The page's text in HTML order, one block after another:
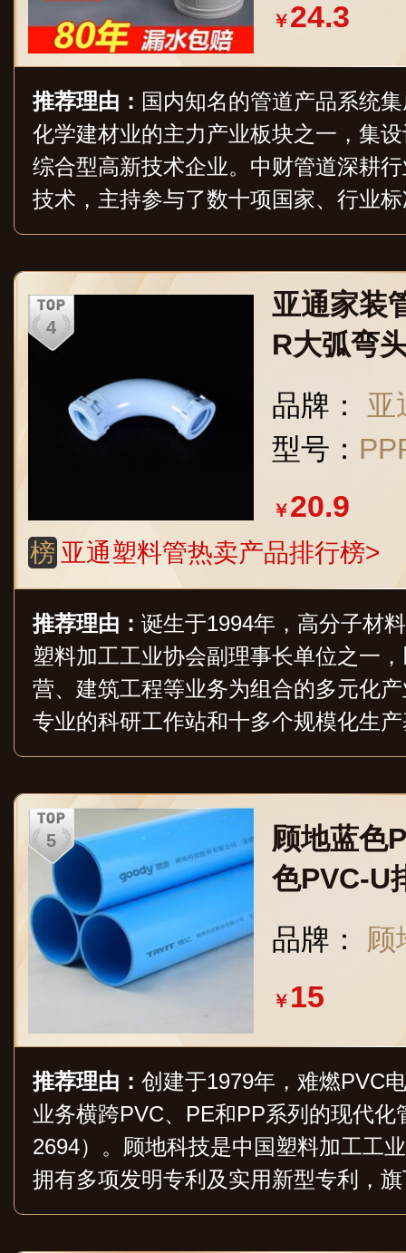
￥24.3
推荐理由： 国内知名的管道产品系统
化学建材业的主力产业板块之一，集
综合型高新技术企业。中财管道深耕
技术，主持参与了数十项国家、行业
继开发出现数十个系列上万个品种的
套、城镇燃气输配、农林灌溉、卫浴
服务网点遍布全国三十多个省市及自
亚通家装
R大弧弯
品牌：
亚
型号：
￥20.9
榜 亚通塑料管热卖产品排行榜>
推荐理由： 诞生于1994年，高分子材
塑料加工工业协会副理事长单位之一
营、建筑工程等业务为组合的多元化
专业的科研工作站和十多个规模化生
位及高等学府联合开发了数十种高附
及新华节水认证证书，销售网络现已
加坡、沙特阿拉伯、圭亚那、伊朗、
顾地蓝色
色PVC-U
品牌：
顾
￥ 15
推荐理由： 创建于1979年，难燃PVC
业务横跨PVC、PE和PP系列的现代
2694）。顾地科技是中国塑料加工工
拥有多项发明专利及实用新型专利，
筑给排水、农用、市政、通信电力、